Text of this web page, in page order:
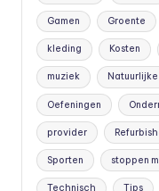
Gamen Groente
kleding Kosten
muziek
Oefeningen
provider
Sporten stoppen
Technisch Tips